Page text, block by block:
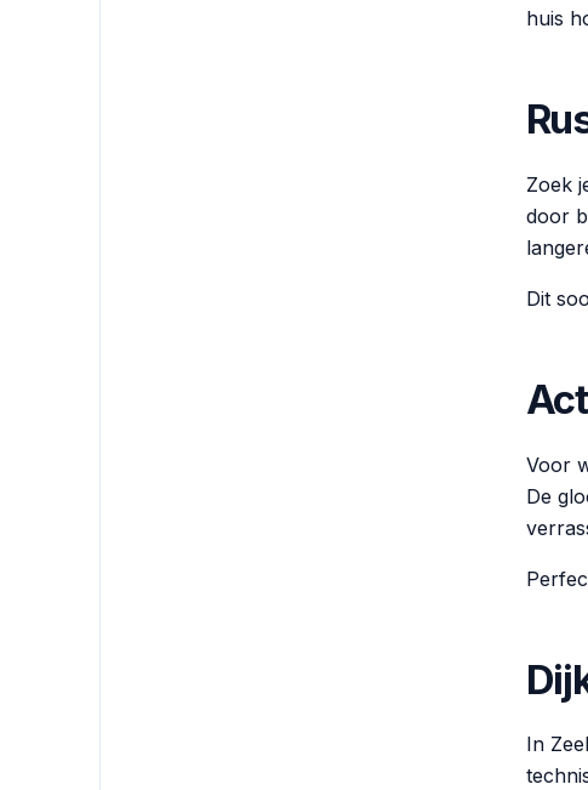
huis
Zoek
door
Dit
Voor
De
In